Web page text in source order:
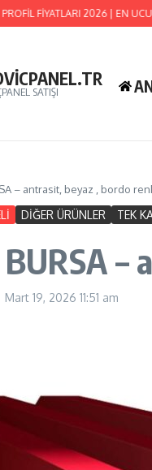
FİYATLARI 2026 | EN UCUZ
SATIŞI
– antrasit, beyaz , bordo
DİĞER ÜRÜNLER TEK
BURSA
Mart 19, 2026 11:51 am